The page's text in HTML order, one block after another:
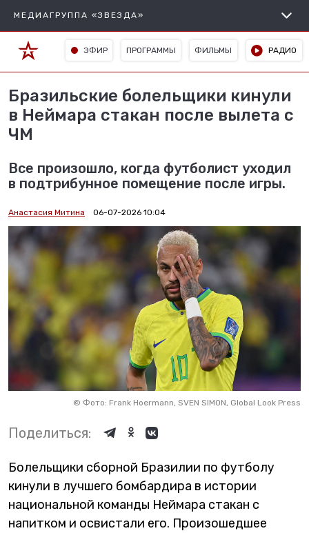
МЕДИАГРУППА «ЗВЕЗДА»
ЭФИР ПРОГРАММЫ ФИЛЬМЫ РАДИО
Бразильские болельщики кинули
в Неймара стакан после вылета с
ЧМ
Все произошло, когда футболист уходил
в подтрибунное помещение после игры.
Анастасия Митина 06-07-2026 10:04
© Фото: Frank Hoermann, SVEN SIMON, Global Look Press
Поделиться:
Болельщики сборной Бразилии по футболу
кинули в лучшего бомбардира в истории
национальной команды Неймара стакан с
напитком и освистали его. Произошедшее